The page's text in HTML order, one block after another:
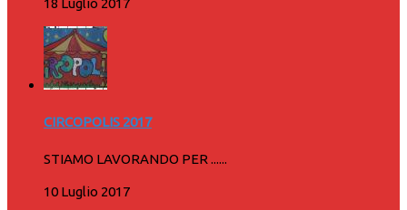
CIRCOPOLIS 2017
STIAMO LAVORANDO PER ......
10 Luglio 2017